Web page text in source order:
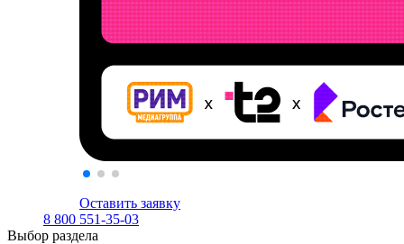
Оставить заявку
8 800 551-35-03
Выбор раздела